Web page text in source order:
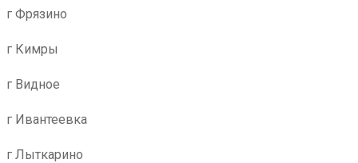
г Фрязино
г Кимры
г Видное
г Ивантеевка
г Лыткарино